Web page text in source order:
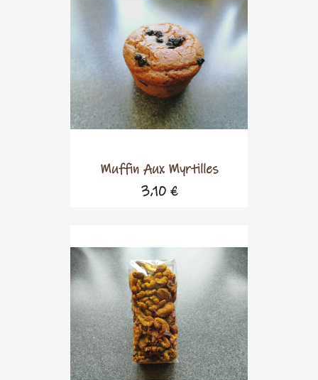
Muffin Aux Myrtilles
3,10 €